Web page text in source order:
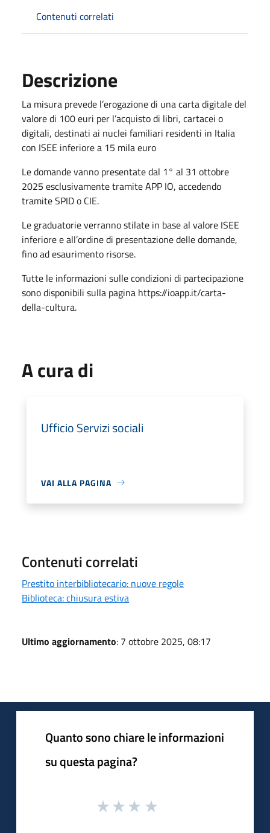
Contenuti correlati
Descrizione
La misura prevede l’erogazione di una carta digitale del
valore di 100 euri per l’acquisto di libri, cartacei o
digitali, destinati ai nuclei familiari residenti in Italia
con ISEE inferiore a 15 mila euro
Le domande vanno presentate dal 1° al 31 ottobre
2025 esclusivamente tramite APP IO, accedendo
tramite SPID o CIE.
Le graduatorie verranno stilate in base al valore ISEE
inferiore e all’ordine di presentazione delle domande,
fino ad esaurimento risorse.
Tutte le informazioni sulle condizioni di partecipazione
sono disponibili sulla pagina https://ioapp.it/carta-
della-cultura.
A cura di
Ufficio Servizi sociali
VAI ALLA PAGINA
Contenuti correlati
Prestito interbibliotecario: nuove regole
Biblioteca: chiusura estiva
Ultimo aggiornamento: 7 ottobre 2025, 08:17
Quanto sono chiare le informazioni
su questa pagina?